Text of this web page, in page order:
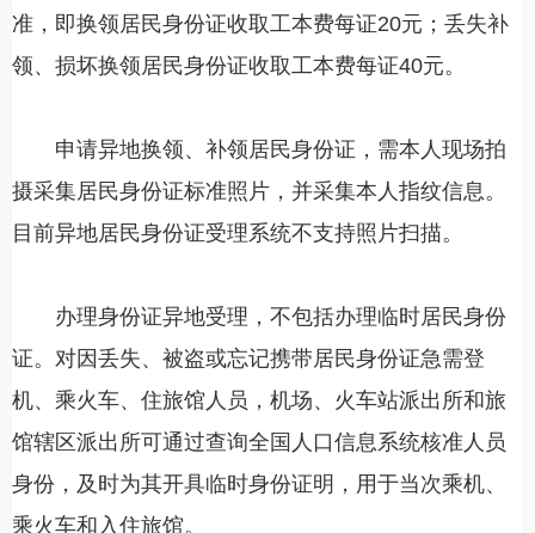
准，即换领居民身份证收取工本费每证20元；丢失补
领、损坏换领居民身份证收取工本费每证40元。
申请异地换领、补领居民身份证，需本人现场拍
摄采集居民身份证标准照片，并采集本人指纹信息。
目前异地居民身份证受理系统不支持照片扫描。
办理身份证异地受理，不包括办理临时居民身份
证。对因丢失、被盗或忘记携带居民身份证急需登
机、乘火车、住旅馆人员，机场、火车站派出所和旅
馆辖区派出所可通过查询全国人口信息系统核准人员
身份，及时为其开具临时身份证明，用于当次乘机、
乘火车和入住旅馆。